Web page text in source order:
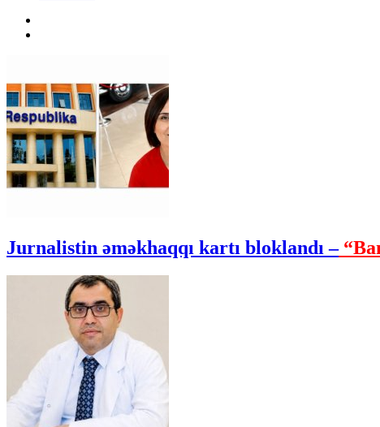
Jurnalistin əməkhaqqı kartı bloklandı –